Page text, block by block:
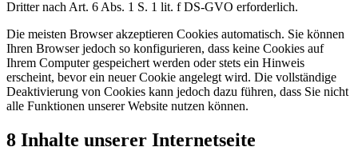
Dritter nach Art. 6 Abs. 1 S. 1 lit. f DS-GVO erforderlich.
Die meisten Browser akzeptieren Cookies automatisch. Sie können
Ihren Browser jedoch so konfigurieren, dass keine Cookies auf
Ihrem Computer gespeichert werden oder stets ein Hinweis
erscheint, bevor ein neuer Cookie angelegt wird. Die vollständige
Deaktivierung von Cookies kann jedoch dazu führen, dass Sie nicht
alle Funktionen unserer Website nutzen können.
8 Inhalte unserer Internetseite